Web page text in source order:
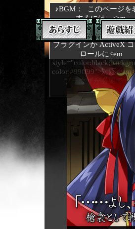
♪BGM：
このページを
するには、<em
プラグインか ActiveX
ロールに<em
color:#99ff99">対応</
ブラウザが必要です
【ON】/OFF
史実紹介
父は左衛門督
管領の斯波義廉
北信濃の戦国
と対立した。戦
年(1548年)には
上田原の戦いで
天文19年(1550
を再び撃退し、
辱を味わわせた
田幸隆の計略に
れ、天文22年
た。それ以降は